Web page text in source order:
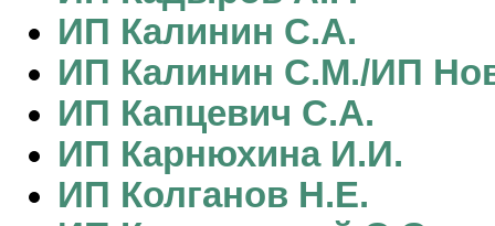
ИП Калинин С.А.
ИП Калинин С.М./ИП
ИП Капцевич С.А.
ИП Карнюхина И.И.
ИП Колганов Н.Е.